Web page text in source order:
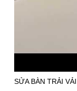
SỬA BÀN TRẢI